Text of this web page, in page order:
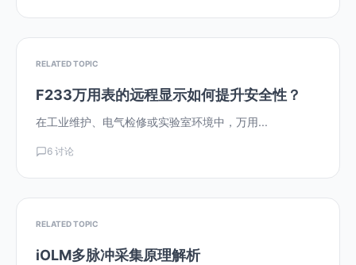
RELATED TOPIC
F233万用表的远程显示如何提升安全性？
在工业维护、电气检修或实验室环境中，万用...
6 讨论
RELATED TOPIC
iOLM多脉冲采集原理解析